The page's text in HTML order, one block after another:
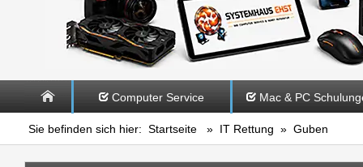
Computer Service Mac & PC
Sie befinden sich hier: Startseite » IT Rettung » Guben